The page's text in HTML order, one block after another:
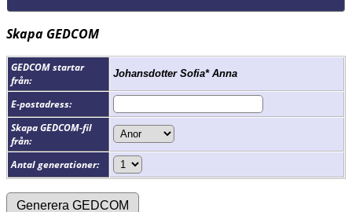
Skapa GEDCOM
GEDCOM startar
från:
Johansdotter Sofia* Anna
E-postadress:
Skapa GEDCOM-fil
från:
Antal generationer: